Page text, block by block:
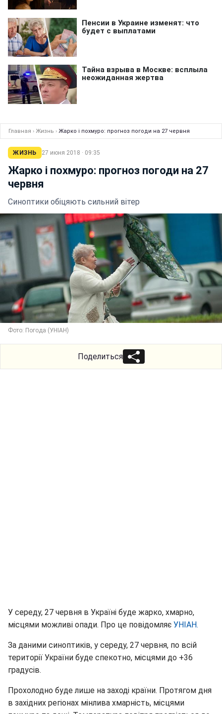
Главная › Жизнь › Жарко і похмуро: прогноз погоди на 27 червня
ЖИЗНЬ 27 июня 2018 · 09:35
Жарко і похмуро: прогноз погоди на 27
червня
Синоптики обіцяють сильний вітер
Фото: Погода (УНІАН)
Поделиться
У середу, 27 червня в Україні буде жарко, хмарно,
місцями можливі опади. Про це повідомляє УНІАН.
За даними синоптиків, у середу, 27 червня, по всій
території України буде спекотно, місцями до +36
градусів.
Прохолодно буде лише на заході країни. Протягом дня
в західних регіонах мінлива хмарність, місцями